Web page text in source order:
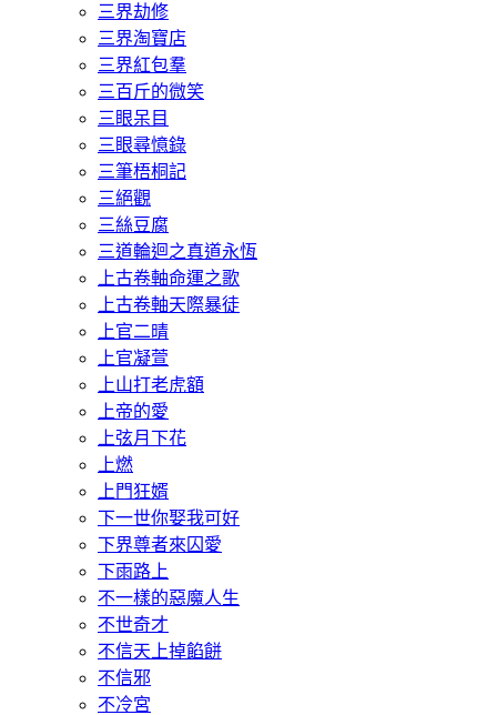
三界劫修
三界淘寶店
三界紅包羣
三百斤的微笑
三眼呆目
三眼尋憶錄
三筆梧桐記
三絕觀
三絲豆腐
三道輪迴之真道永恆
上古卷軸命運之歌
上古卷軸天際暴徒
上官二晴
上官凝萱
上山打老虎額
上帝的愛
上弦月下花
上燃
上門狂婿
下一世你娶我可好
下界尊者來囚愛
下雨路上
不一樣的惡魔人生
不世奇才
不信天上掉餡餅
不信邪
不冷宮